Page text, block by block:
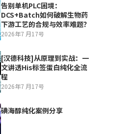
告别单机PLC困境：
DCS+Batch如何破解生物药
下游工艺的合规与效率难题？
2026年7 月17号
[汉德科技]从原理到实战：一
文讲透His标签蛋白纯化全流
程
2026年7 月17号
碘海醇纯化案例分享